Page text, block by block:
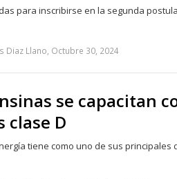
para inscribirse en la segunda
Diaz Llano, Octubre 30, 2024
se capacitan
clase D
tiene como uno de sus